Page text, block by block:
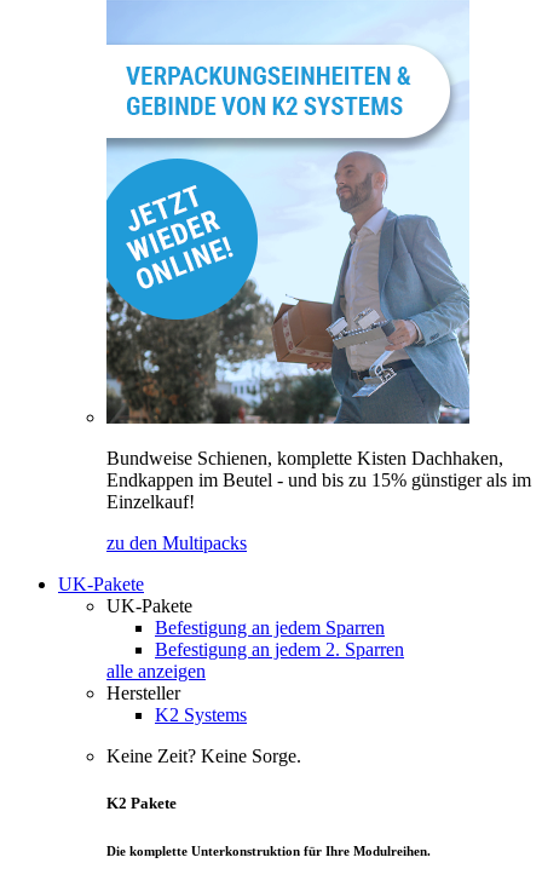
Bundweise Schienen, komplette Kisten Dachhaken,
Endkappen im Beutel - und bis zu 15% günstiger als im
Einzelkauf!
zu den Multipacks
UK-Pakete
UK-Pakete
Befestigung an jedem Sparren
Befestigung an jedem 2. Sparren
alle anzeigen
Hersteller
K2 Systems
Keine Zeit? Keine Sorge.
K2 Pakete
Die komplette Unterkonstruktion für Ihre Modulreihen.